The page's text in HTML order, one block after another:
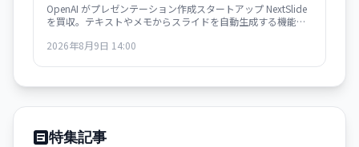
OpenAI がプレゼンテーション作成スタートアップ NextSlide
を買収。テキストやメモからスライドを自動生成する機能が
2026年8月9日 14:00
特集記事